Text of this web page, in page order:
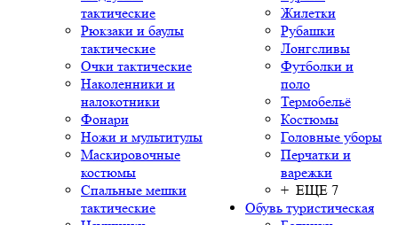
тактические
Рюкзаки и баулы
тактические
Очки тактические
Наколенники и
налокотники
Фонари
Ножи и мультитулы
Маскировочные
костюмы
Спальные мешки
тактические
Жилетки
Рубашки
Лонгсливы
Футболки и
поло
Термобельё
Костюмы
Головные уборы
Перчатки и
варежки
+ ЕЩЕ 7
Обувь туристическая